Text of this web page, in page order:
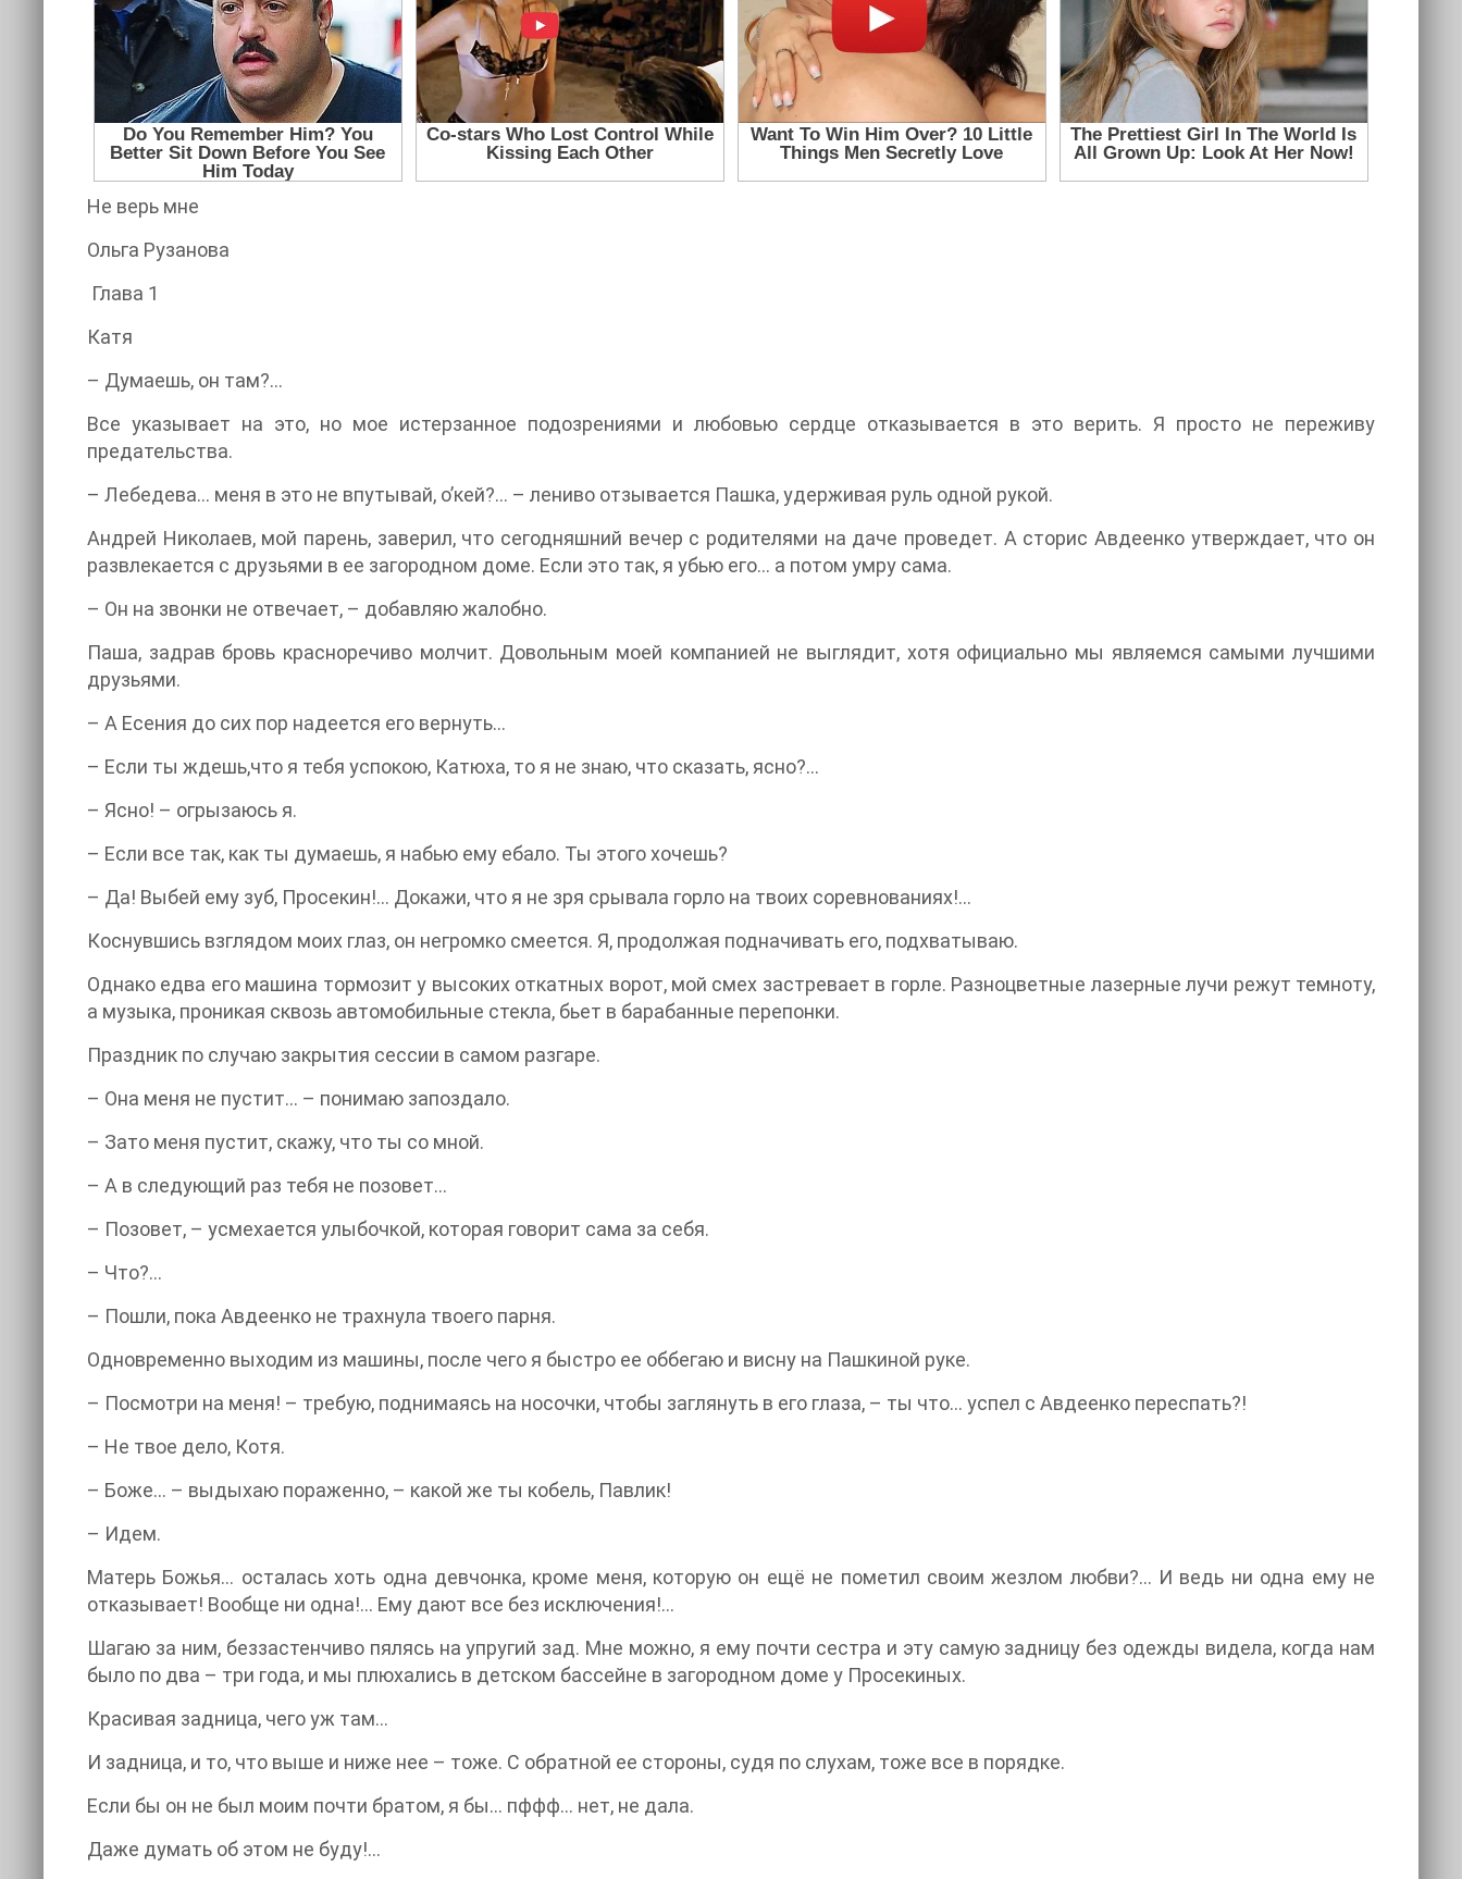
Не верь мне
Ольга Рузанова
Глава 1
Катя
– Думаешь, он там?...
Все указывает на это, но мое истерзанное подозрениями и любовью сердце отказывается в это верить. Я просто не переживу
предательства.
– Лебедева... меня в это не впутывай, о’кей?... – лениво отзывается Пашка, удерживая руль одной рукой.
Андрей Николаев, мой парень, заверил, что сегодняшний вечер с родителями на даче проведет. А сторис Авдеенко утверждает, что он
развлекается с друзьями в ее загородном доме. Если это так, я убью его... а потом умру сама.
– Он на звонки не отвечает, – добавляю жалобно.
Паша, задрав бровь красноречиво молчит. Довольным моей компанией не выглядит, хотя официально мы являемся самыми лучшими
друзьями.
– А Есения до сих пор надеется его вернуть...
– Если ты ждешь,что я тебя успокою, Катюха, то я не знаю, что сказать, ясно?...
– Ясно! – огрызаюсь я.
– Если все так, как ты думаешь, я набью ему ебало. Ты этого хочешь?
– Да! Выбей ему зуб, Просекин!... Докажи, что я не зря срывала горло на твоих соревнованиях!...
Коснувшись взглядом моих глаз, он негромко смеется. Я, продолжая подначивать его, подхватываю.
Однако едва его машина тормозит у высоких откатных ворот, мой смех застревает в горле. Разноцветные лазерные лучи режут темноту,
а музыка, проникая сквозь автомобильные стекла, бьет в барабанные перепонки.
Праздник по случаю закрытия сессии в самом разгаре.
– Она меня не пустит... – понимаю запоздало.
– Зато меня пустит, скажу, что ты со мной.
– А в следующий раз тебя не позовет...
– Позовет, – усмехается улыбочкой, которая говорит сама за себя.
– Что?...
– Пошли, пока Авдеенко не трахнула твоего парня.
Одновременно выходим из машины, после чего я быстро ее оббегаю и висну на Пашкиной руке.
– Посмотри на меня! – требую, поднимаясь на носочки, чтобы заглянуть в его глаза, – ты что... успел с Авдеенко переспать?!
– Не твое дело, Котя.
– Боже... – выдыхаю пораженно, – какой же ты кобель, Павлик!
– Идем.
Матерь Божья... осталась хоть одна девчонка, кроме меня, которую он ещё не пометил своим жезлом любви?... И ведь ни одна ему не
отказывает! Вообще ни одна!... Ему дают все без исключения!...
Шагаю за ним, беззастенчиво пялясь на упругий зад. Мне можно, я ему почти сестра и эту самую задницу без одежды видела, когда нам
было по два – три года, и мы плюхались в детском бассейне в загородном доме у Просекиных.
Красивая задница, чего уж там...
И задница, и то, что выше и ниже нее – тоже. С обратной ее стороны, судя по слухам, тоже все в порядке.
Если бы он не был моим почти братом, я бы... пффф... нет, не дала.
Даже думать об этом не буду!...